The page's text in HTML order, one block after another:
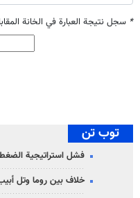
* سجل نتيجة العبارة في الخانة
توب تن
فشل استراتيجية
خلاف بين روما وتل